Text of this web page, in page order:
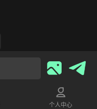
个人中心